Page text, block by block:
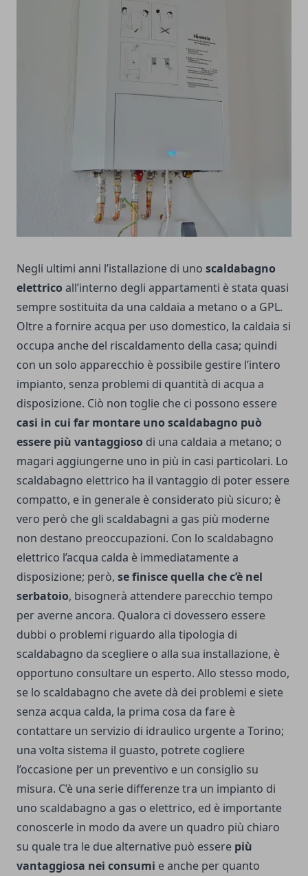
Negli ultimi anni l’istallazione di uno scaldabagno
elettrico all’interno degli appartamenti è stata quasi
sempre sostituita da una caldaia a metano o a GPL.
Oltre a fornire acqua per uso domestico, la caldaia si
occupa anche del riscaldamento della casa; quindi
con un solo apparecchio è possibile gestire l’intero
impianto, senza problemi di quantità di acqua a
disposizione. Ciò non toglie che ci possono essere
casi in cui far montare uno scaldabagno può
essere più vantaggioso di una caldaia a metano; o
magari aggiungerne uno in più in casi particolari. Lo
scaldabagno elettrico ha il vantaggio di poter essere
compatto, e in generale è considerato più sicuro; è
vero però che gli scaldabagni a gas più moderne
non destano preoccupazioni. Con lo scaldabagno
elettrico l’acqua calda è immediatamente a
disposizione; però, se finisce quella che c’è nel
serbatoio, bisognerà attendere parecchio tempo
per averne ancora. Qualora ci dovessero essere
dubbi o problemi riguardo alla tipologia di
scaldabagno da scegliere o alla sua installazione, è
opportuno consultare un esperto. Allo stesso modo,
se lo scaldabagno che avete dà dei problemi e siete
senza acqua calda, la prima cosa da fare è
contattare un servizio di idraulico urgente a Torino;
una volta sistema il guasto, potrete cogliere
l’occasione per un preventivo e un consiglio su
misura. C’è una serie differenze tra un impianto di
uno scaldabagno a gas o elettrico, ed è importante
conoscerle in modo da avere un quadro più chiaro
su quale tra le due alternative può essere più
vantaggiosa nei consumi e anche per quanto